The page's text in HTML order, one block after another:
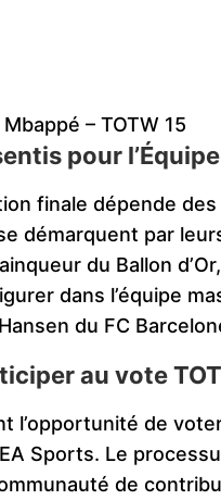
– TOTW 15
pour l’Équipe
finale dépende
démarquent par
du Ballon
dans l’équipe
du FC
au vote
l’opportunité de
Sports. Le
de